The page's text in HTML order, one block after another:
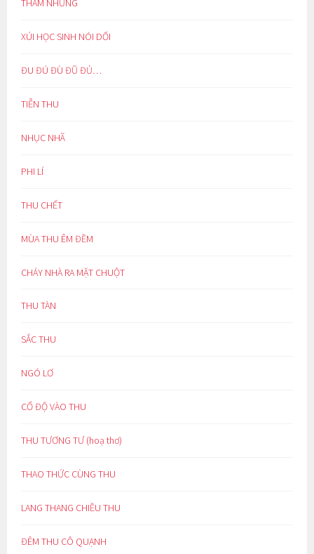
THAM NHŨNG
XÚI HỌC SINH NÓI DỐI
ĐU ĐÚ ĐÙ ĐŨ ĐỦ…
TIỄN THU
NHỤC NHÃ
PHI LÍ
THU CHẾT
MÙA THU ÊM ĐỀM
CHÁY NHÀ RA MẶT CHUỘT
THU TÀN
SẮC THU
NGÓ LƠ
CỔ ĐỘ VÀO THU
THU TƯƠNG TƯ (hoạ thơ)
THAO THỨC CÙNG THU
LANG THANG CHIỀU THU
ĐÊM THU CÔ QUẠNH